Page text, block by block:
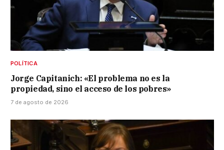
POLÍTICA
Jorge Capitanich: «El problema no es la
propiedad, sino el acceso de los pobres»
7 de agosto de 2026